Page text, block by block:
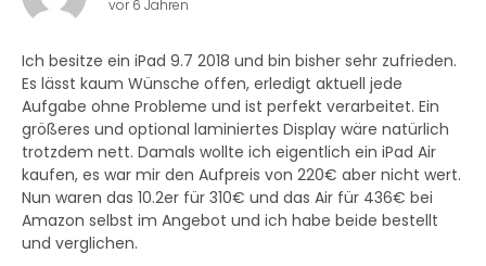
vor 6 Jahren
Ich besitze ein iPad 9.7 2018 und bin bisher sehr zufrieden.
Es lässt kaum Wünsche offen, erledigt aktuell jede
Aufgabe ohne Probleme und ist perfekt verarbeitet. Ein
größeres und optional laminiertes Display wäre natürlich
trotzdem nett. Damals wollte ich eigentlich ein iPad Air
kaufen, es war mir den Aufpreis von 220€ aber nicht wert.
Nun waren das 10.2er für 310€ und das Air für 436€ bei
Amazon selbst im Angebot und ich habe beide bestellt
und verglichen.